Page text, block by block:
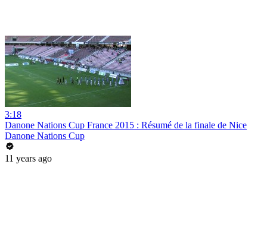
3:18
Danone Nations Cup France 2015 : Résumé de la finale de Nice
Danone Nations Cup
11 years ago